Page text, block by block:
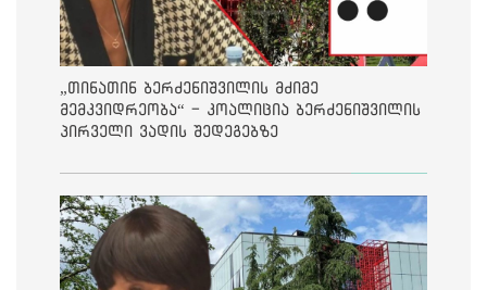
„თინათინ ბერძენიშვილის მძიმე
მემკვიდრეობა“ - კოალიცია ბერძენიშვილის
პირველი ვადის შედეგებზე